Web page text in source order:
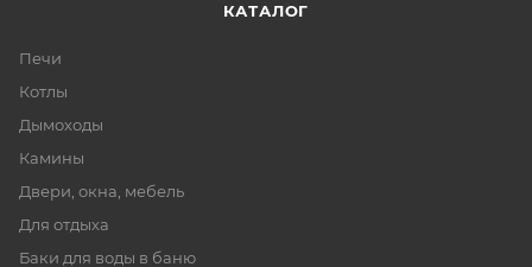
КАТАЛОГ
Печи
Котлы
Дымоходы
Камины
Двери, окна, мебель
Для отдыха
Баки для воды в баню